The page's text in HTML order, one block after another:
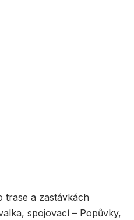
trase a zastávkách
spojovací – Popůvky,